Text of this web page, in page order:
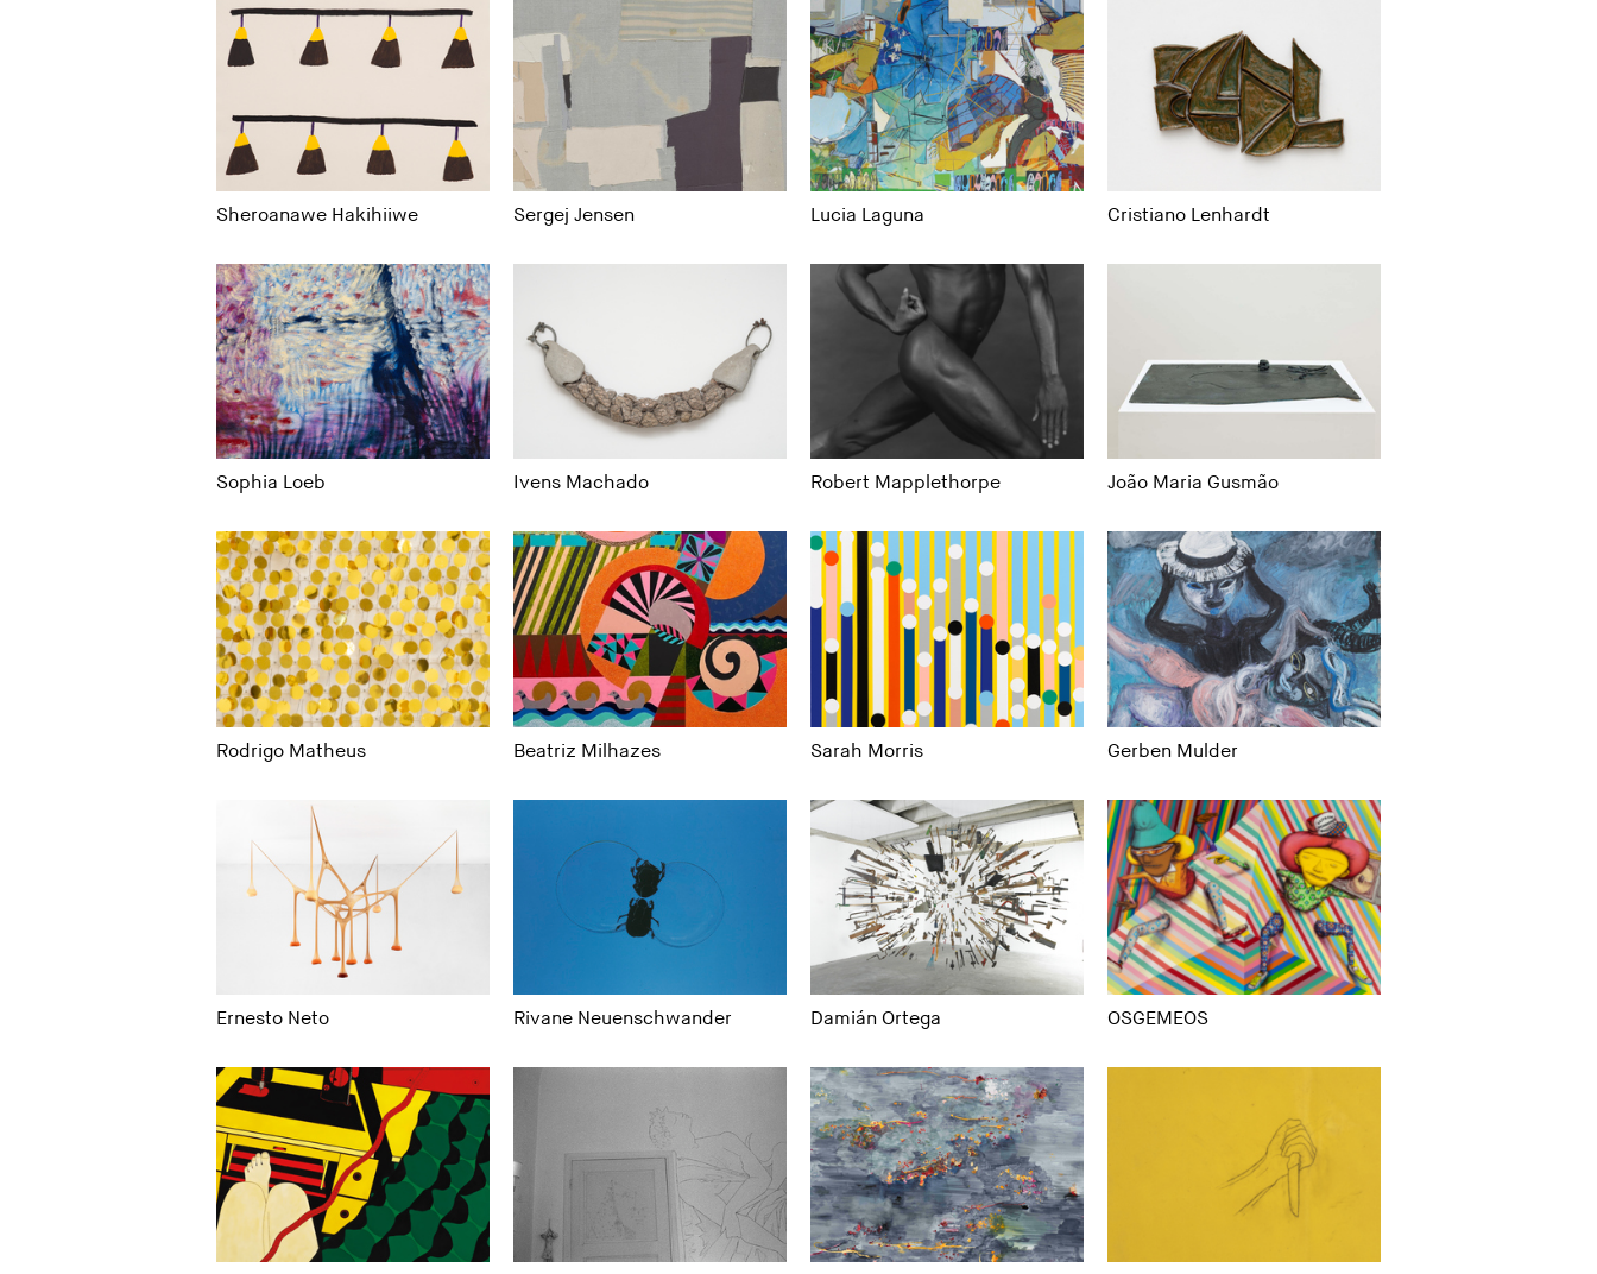
Sheroanawe Hakihiiwe Sergej Jensen Lucia Laguna Cristiano Lenhardt
Sophia Loeb Ivens Machado Robert Mapplethorpe João Maria Gusmão
Rodrigo Matheus Beatriz Milhazes Sarah Morris Gerben Mulder
Ernesto Neto Rivane Neuenschwander Damián Ortega OSGEMEOS